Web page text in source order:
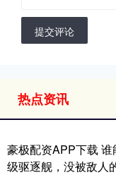
提交评论
热点资讯
豪极配资APP下载
级驱逐舰，没被敌人